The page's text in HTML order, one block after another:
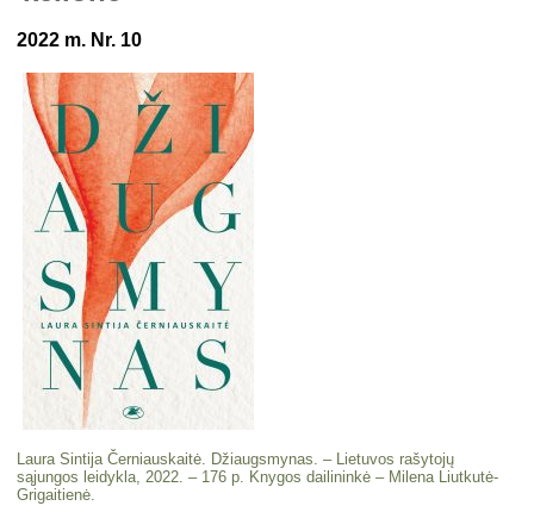
2022 m. Nr. 10
Laura Sintija Černiauskaitė. Džiaugsmynas. – Lietuvos rašytojų
sąjungos leidykla, 2022. – 176 p. Knygos dailininkė – Milena Liutkutė-
Grigaitienė.